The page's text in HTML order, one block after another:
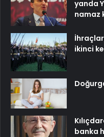
yanda
namaz
ikinci
banka